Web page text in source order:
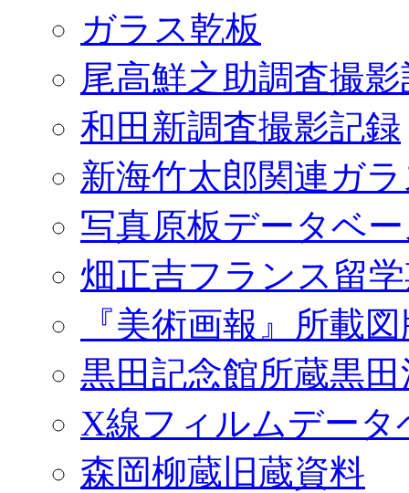
ガラス乾板
尾高鮮之助調査撮
和田新調査撮影記録
新海竹太郎関連ガ
写真原板データベ
畑正吉フランス留
『美術画報』所載
黒田記念館所蔵黒
X線フィルムデータ
森岡柳蔵旧蔵資料